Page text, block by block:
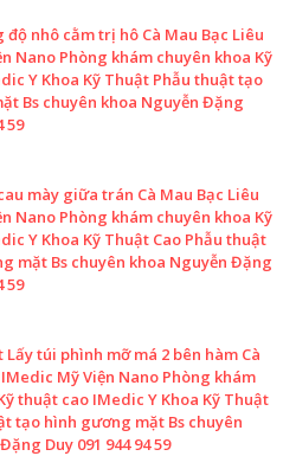
nhô cằm trị hô Cà Mau Bạc Liêu
Nano Phòng khám chuyên khoa Kỹ
Y Khoa Kỹ Thuật Phẫu thuật tạo
Bs chuyên khoa Nguyễn Đặng
59
mày giữa trán Cà Mau Bạc Liêu
Nano Phòng khám chuyên khoa Kỹ
Y Khoa Kỹ Thuật Cao Phẫu thuật
mặt Bs chuyên khoa Nguyễn Đặng
59
túi phình mỡ má 2 bên hàm Cà
Mỹ Viện Nano Phòng khám
thuật cao IMedic Y Khoa Kỹ Thuật
tạo hình gương mặt Bs chuyên
Duy 091 944 94 59